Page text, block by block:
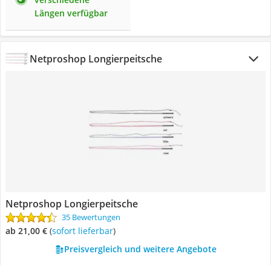
Längen verfügbar
Netproshop Longierpeitsche
Netproshop Longierpeitsche
35 Bewertungen
ab 21,00 € ( Sofort lieferbar)
Preisvergleich und weitere Angebote